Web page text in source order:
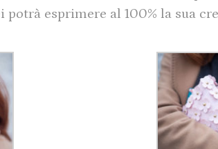
potrà esprimere al 100% la sua